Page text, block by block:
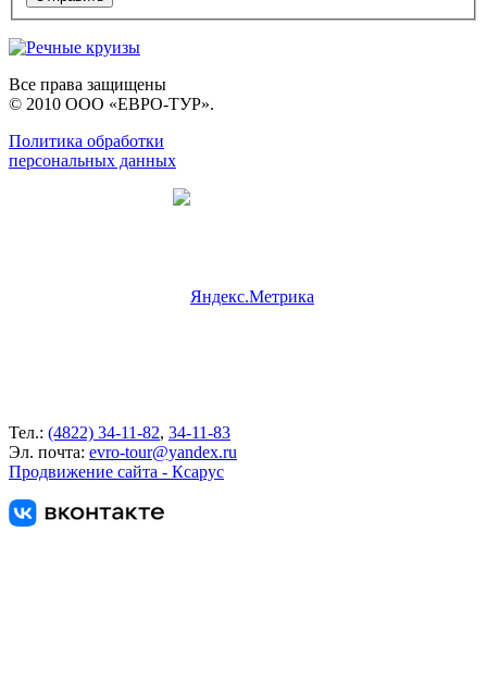
Все права защищены
© 2010 ООО «ЕВРО-ТУР».
Политика обработки
персональных данных
Тел.: (4822) 34-11-82, 34-11-83
Эл. почта: evro-tour@yandex.ru
Продвижение сайта - Ксарус